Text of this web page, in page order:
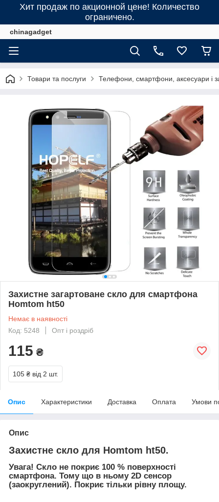
Хит продаж по акционной цене! Количество
ограничено.
chinagadget
Товари та послуги Телефони, смартфони, аксесуари і
Захистне загартоване скло для смартфона
Homtom ht50
Немає в наявності
Код: 5248
Опт і роздріб
115 ₴
105 ₴ від 2 шт.
Опис Характеристики Доставка Оплата Умови
Опис
Захистне скло для Homtom ht50.
Увага! Скло не покриє 100 % поверхності
смартфона. Тому що в ньому 2D сенсор
(заокруглений). Покриє тільки рівну площу.